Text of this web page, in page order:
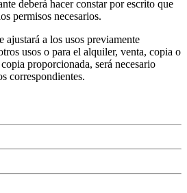
deberá hacer constar por escrito que
permisos necesarios.
a los usos previamente
usos o para el alquiler, venta, copia o
proporcionada, será necesario
correspondientes.